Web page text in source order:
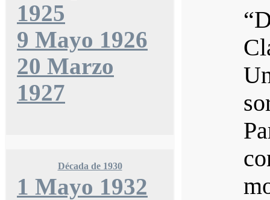
1925
9 Mayo 1926
20 Marzo
1927
Década de 1930
1 Mayo 1932